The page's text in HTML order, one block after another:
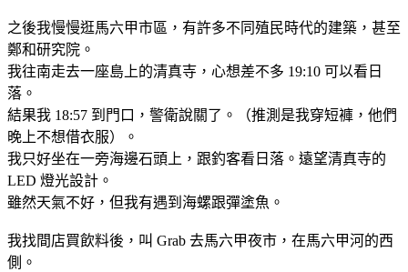
之後我慢慢逛馬六甲市區，有許多不同殖民時代的建築，甚至
鄭和研究院。
我往南走去一座島上的清真寺，心想差不多 19:10 可以看日
落。
結果我 18:57 到門口，警衛說關了。（推測是我穿短褲，他們
晚上不想借衣服）。
我只好坐在一旁海邊石頭上，跟釣客看日落。遠望清真寺的
LED 燈光設計。
雖然天氣不好，但我有遇到海螺跟彈塗魚。
我找間店買飲料後，叫 Grab 去馬六甲夜市，在馬六甲河的西
側。